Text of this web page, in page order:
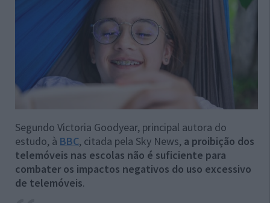
Segundo Victoria Goodyear, principal autora do
estudo, à BBC, citada pela Sky News, a proibição dos
telemóveis nas escolas não é suficiente para
combater os impactos negativos do uso excessivo
de telemóveis.